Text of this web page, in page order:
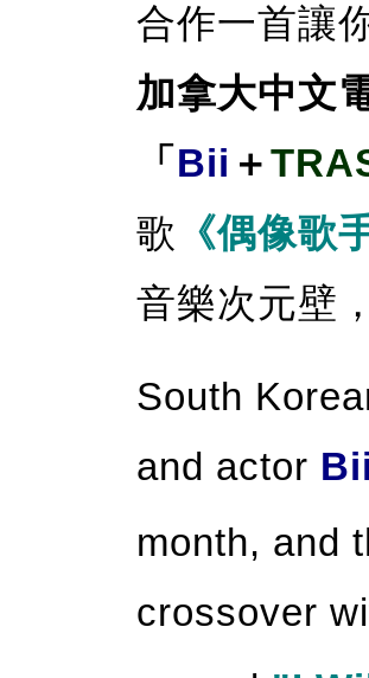
合作一首讓
加拿大中文
「 Bii ＋
歌 《偶像歌
音樂次元壁
South
and actor Bii
month, and
crossover